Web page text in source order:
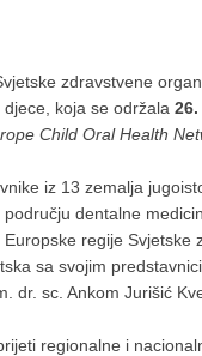
zdravstvene
koja se održala
Child Oral Health
iz 13 zemalja
dentalne
regije
sa svojim
dr. sc. Ankom Jurišić
regionalne i